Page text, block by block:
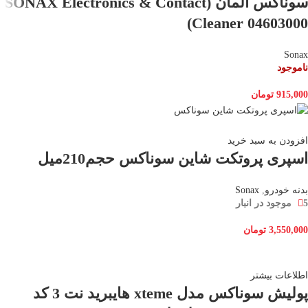
Cleaner 04603000)
Sonax
ناموجود
915,000 تومان
افزودن به سبد خرید
اسپری پروتکت شاین سوناکس حجم210میل
بدنه خودرو Sonax
5 موجود در انبار
3,550,000 تومان
اطلاعات بیشتر
پولیش سوناکس مدل xteme هایبرید نت 3 کد